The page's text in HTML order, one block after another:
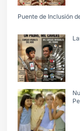
Puente de Inclusión